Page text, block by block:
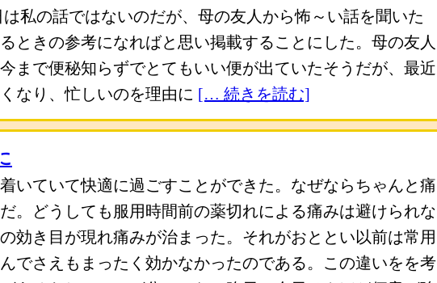
は私の話ではないのだが、母の友人から怖～い話を聞いた
ときの参考になればと思い掲載することにした。母の友人
まで便秘知らずでとてもいい便が出ていたそうだが、最近
なり、忙しいのを理由に [… 続きを読む]
いていて快適に過ごすことができた。なぜならちゃんと痛
。どうしても服用時間前の薬切れによる痛みは避けられな
効き目が現れ痛みが治まった。それがおととい以前は常用
でさえもまったく効かなかったのである。この違いをを考